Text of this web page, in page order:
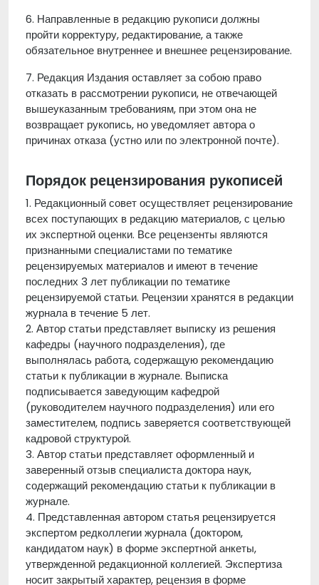
6. Направленные в редакцию рукописи должны
пройти корректуру, редактирование, а также
обязательное внутреннее и внешнее рецензирование.
7. Редакция Издания оставляет за собою право
отказать в рассмотрении рукописи, не отвечающей
вышеуказанным требованиям, при этом она не
возвращает рукопись, но уведомляет автора о
причинах отказа (устно или по электронной почте).
Порядок рецензирования рукописей
1. Редакционный совет осуществляет рецензирование
всех поступающих в редакцию материалов, с целью
их экспертной оценки. Все рецензенты являются
признанными специалистами по тематике
рецензируемых материалов и имеют в течение
последних 3 лет публикации по тематике
рецензируемой статьи. Рецензии хранятся в редакции
журнала в течение 5 лет.
2. Автор статьи представляет выписку из решения
кафедры (научного подразделения), где
выполнялась работа, содержащую рекомендацию
статьи к публикации в журнале. Выписка
подписывается заведующим кафедрой
(руководителем научного подразделения) или его
заместителем, подпись заверяется соответствующей
кадровой структурой.
3. Автор статьи представляет оформленный и
заверенный отзыв специалиста доктора наук,
содержащий рекомендацию статьи к публикации в
журнале.
4. Представленная автором статья рецензируется
экспертом редколлегии журнала (доктором,
кандидатом наук) в форме экспертной анкеты,
утвержденной редакционной коллегией. Экспертиза
носит закрытый характер, рецензия в форме